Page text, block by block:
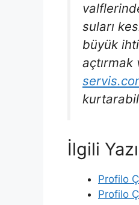
suları
büyük
açtırmak
İlgili
Profilo
Profilo